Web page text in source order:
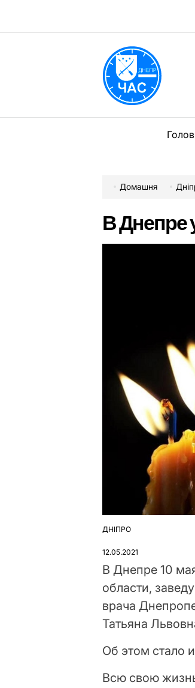
вмісту
Домашня
В Днепре
ОПУБЛІКУВАТИ
ДНІПРО
12.05.2021
В Днепре 10
области,
врача
Татьяна
Об этом стало
Всю свою